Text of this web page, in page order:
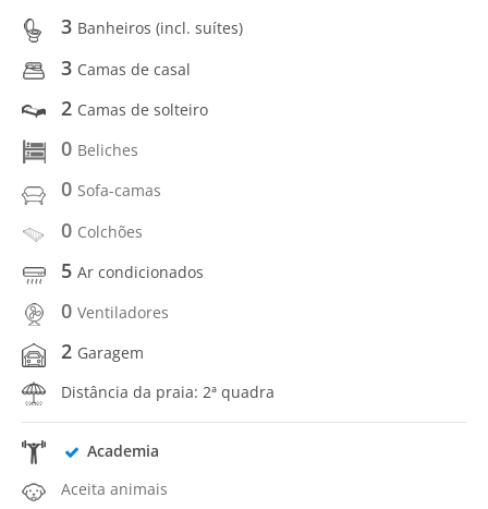
3 Banheiros (incl. suítes)
3 Camas de casal
2 Camas de solteiro
0 Beliches
0 Sofa-camas
0 Colchões
5 Ar condicionados
0 Ventiladores
2 Garagem
Distância da praia: 2ª quadra
Academia
Aceita animais